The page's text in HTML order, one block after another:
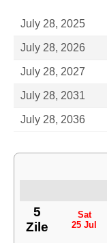
July 28, 2025
July 28, 2026
July 28, 2027
July 28, 2031
July 28, 2036
5
Zile
Sat
25 Jul